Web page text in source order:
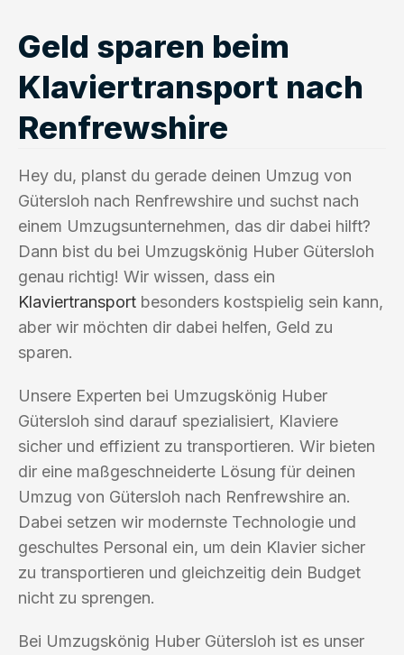
Geld sparen beim
Klaviertransport nach
Renfrewshire
Hey du, planst du gerade deinen Umzug von
Gütersloh nach Renfrewshire und suchst nach
einem Umzugsunternehmen, das dir dabei hilft?
Dann bist du bei Umzugskönig Huber Gütersloh
genau richtig! Wir wissen, dass ein
Klaviertransport besonders kostspielig sein kann,
aber wir möchten dir dabei helfen, Geld zu
sparen.
Unsere Experten bei Umzugskönig Huber
Gütersloh sind darauf spezialisiert, Klaviere
sicher und effizient zu transportieren. Wir bieten
dir eine maßgeschneiderte Lösung für deinen
Umzug von Gütersloh nach Renfrewshire an.
Dabei setzen wir modernste Technologie und
geschultes Personal ein, um dein Klavier sicher
zu transportieren und gleichzeitig dein Budget
nicht zu sprengen.
Bei Umzugskönig Huber Gütersloh ist es unser